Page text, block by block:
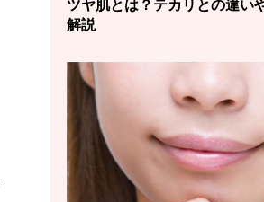
ツヤ肌とは？テカリとの違い
解説